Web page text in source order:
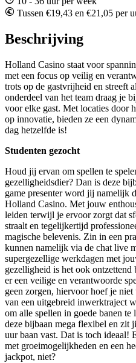
Tussen €19,43 en €21,05 per
Beschrijving
Holland Casino staat voor
met een focus op veilig en
trots op de gastvrijheid en streeft
onderdeel van het team draag je
voor elke gast. Met locaties door
op innovatie, bieden ze een
dag hetzelfde is!
Studenten gezocht
Houd jij ervan om spellen te
gezelligheidsdier? Dan is deze
game presenter word jij namelijk
Holland Casino. Met jouw
leiden terwijl je ervoor zorgt dat
straalt en tegelijkertijd
magische belevenis. Zin in een
kunnen namelijk via de chat live
supergezellige werkdagen met
gezelligheid is het ook
er een veilige en verantwoorde
geen zorgen, hiervoor hoef je
van een uitgebreid inwerktraject
om alle spellen in goede banen
deze bijbaan mega flexibel en zit
uur baan vast. Dat is toch ideaal!
met groeimogelijkheden en een
jackpot, niet?